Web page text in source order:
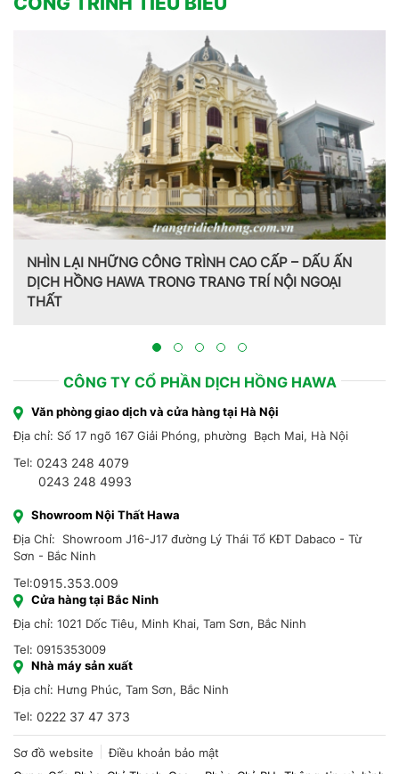
Trang trí nội thất theo phong cách Pháp do CT CP Dịch
CÔNG TY CỔ PHẦN DỊCH HỒNG HAWA
Văn phòng giao dịch và cửa hàng tại Hà Nội
Địa chỉ: Số 17 ngõ 167 Giải Phóng, phường Bạch Mai, Hà Nội
Tel: 0243 248 4079
0243 248 4993
Showroom Nội Thất Hawa
Địa Chỉ: Showroom J16-J17 đường Lý Thái Tổ KĐT Dabaco - Từ
Sơn - Bắc Ninh
Tel:0915.353.009
Cửa hàng tại Bắc Ninh
Địa chỉ: 1021 Dốc Tiêu, Minh Khai, Tam Sơn, Bắc Ninh
Tel: 0915353009
Nhà máy sản xuất
Địa chỉ: Hưng Phúc, Tam Sơn, Bắc Ninh
Tel: 0222 37 47 373
Sơ đồ website
Điều khoản bảo mật